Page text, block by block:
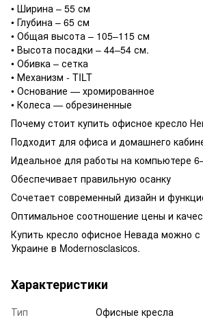
• Ширина – 55 см
• Глубина – 65 см
• Общая высота – 105–115 см
• Высота посадки – 44–54 см.
• Обивка – сетка
• Механизм - TILT
• Основание — хромированное
• Колеса — обрезиненные
Почему стоит купить офисное кресло
Подходит для офиса и домашнего
Идеальное для работы на компьютере
Обеспечивает правильную осанку
Сочетает современный дизайн и
Оптимальное соотношение цены и
Купить кресло офисное Невада можно с
Украине в Modernosclasicos.
Характеристики
Тип
Офисные кресла